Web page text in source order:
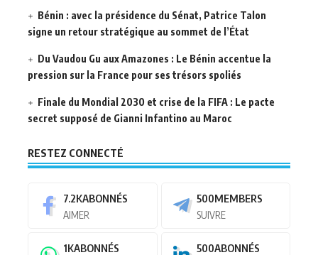
Bénin : avec la présidence du Sénat, Patrice Talon
signe un retour stratégique au sommet de l’État
Du Vaudou Gu aux Amazones : Le Bénin accentue la
pression sur la France pour ses trésors spoliés
Finale du Mondial 2030 et crise de la FIFA : Le pacte
secret supposé de Gianni Infantino au Maroc
RESTEZ CONNECTÉ
7.2KABONNÉS
AIMER
500MEMBERS
SUIVRE
1KABONNÉS 500ABONNÉS